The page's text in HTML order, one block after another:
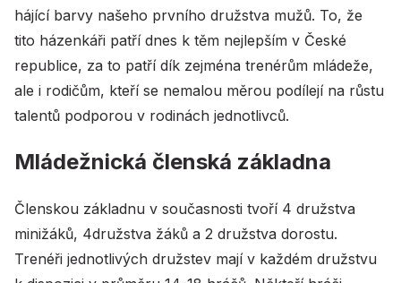
hájící barvy našeho prvního družstva mužů. To, že
tito házenkáři patří dnes k těm nejlepším v České
republice, za to patří dík zejména trenérům mládeže,
ale i rodičům, kteří se nemalou měrou podílejí na růstu
talentů podporou v rodinách jednotlivců.
Mládežnická členská základna
Členskou základnu v současnosti tvoří 4 družstva
minižáků, 4družstva žáků a 2 družstva dorostu.
Trenéři jednotlivých družstev mají v každém družstvu